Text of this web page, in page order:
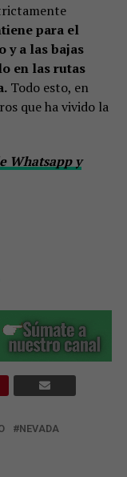
para el
y a las bajas
en las rutas
Todo esto, en
que ha vivido la
Whatsapp y
NEVADA